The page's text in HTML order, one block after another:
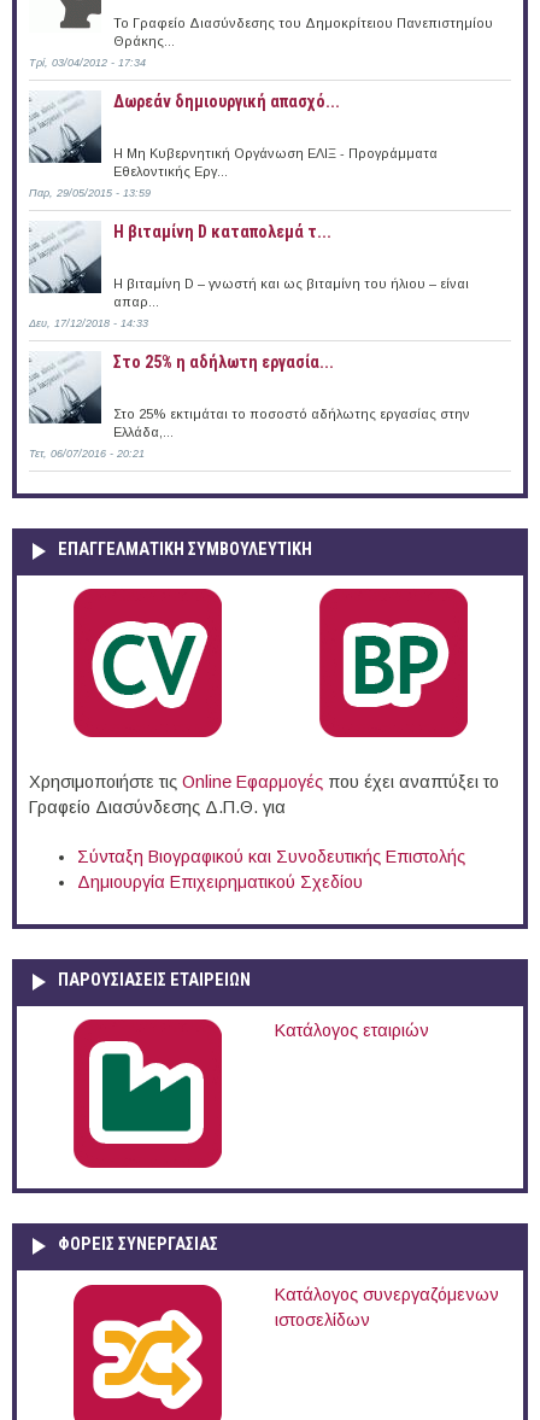
Το Γραφείο Διασύνδεσης του Δημοκρίτειου Πανεπιστημίου
Θράκης...
Τρί, 03/04/2012 - 17:34
Δωρεάν δημιουργική απασχό...
Η Μη Κυβερνητική Οργάνωση ΕΛΙΞ - Προγράμματα
Εθελοντικής Εργ...
Παρ, 29/05/2015 - 13:59
Η βιταμίνη D καταπολεμά τ...
Η βιταμίνη D – γνωστή και ως βιταμίνη του ήλιου – είναι
απαρ...
Δευ, 17/12/2018 - 14:33
Στο 25% η αδήλωτη εργασία...
Στο 25% εκτιμάται το ποσοστό αδήλωτης εργασίας στην
Ελλάδα,...
Τετ, 06/07/2016 - 20:21
ΕΠΑΓΓΕΛΜΑΤΙΚΉ ΣΥΜΒΟΥΛΕΥΤΙΚΉ
Χρησιμοποιήστε τις Online Eφαρμογές που έχει αναπτύξει το
Γραφείο Διασύνδεσης Δ.Π.Θ. για
Σύνταξη Βιογραφικού και Συνοδευτικής Επιστολής
Δημιουργία Επιχειρηματικού Σχεδίου
ΠΑΡΟΥΣΙΆΣΕΙΣ ΕΤΑΙΡΕΙΏΝ
Κατάλογος εταιριών
ΦΟΡΕΙΣ ΣΥΝΕΡΓΑΣΙΑΣ
Κατάλογος συνεργαζόμενων
ιστοσελίδων